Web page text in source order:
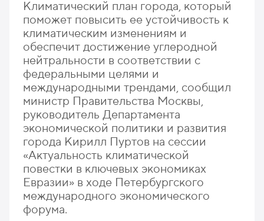
Климатический план города, который
поможет повысить ее устойчивость к
климатическим изменениям и
обеспечит достижение углеродной
нейтральности в соответствии с
федеральными целями и
международными трендами, сообщил
министр Правительства Москвы,
руководитель Департамента
экономической политики и развития
города Кирилл Пуртов на сессии
«Актуальность климатической
повестки в ключевых экономиках
Евразии» в ходе Петербургского
международного экономического
форума.